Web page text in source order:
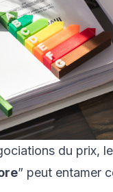
du prix,
” peut entamer